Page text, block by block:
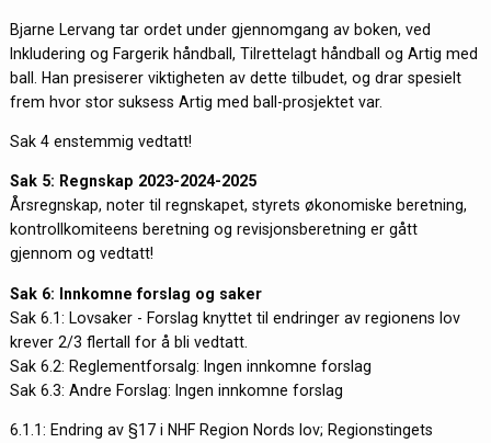
Bjarne Lervang tar ordet under gjennomgang av boken, ved
Inkludering og Fargerik håndball, Tilrettelagt håndball og Artig med
ball. Han presiserer viktigheten av dette tilbudet, og drar spesielt
frem hvor stor suksess Artig med ball-prosjektet var.
Sak 4 enstemmig vedtatt!
Sak 5: Regnskap 2023-2024-2025
Årsregnskap, noter til regnskapet, styrets økonomiske beretning,
kontrollkomiteens beretning og revisjonsberetning er gått
gjennom og vedtatt!
Sak 6: Innkomne forslag og saker
Sak 6.1: Lovsaker - Forslag knyttet til endringer av regionens lov
krever 2/3 flertall for å bli vedtatt.
Sak 6.2: Reglementforsalg: Ingen innkomne forslag
Sak 6.3: Andre Forslag: Ingen innkomne forslag
6.1.1: Endring av §17 i NHF Region Nords lov; Regionstingets